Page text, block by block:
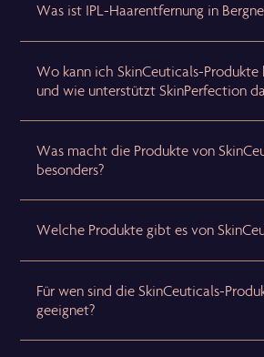
Was ist IPL-Haarentfernung in
Wo kann ich SkinCeuticals-Produkte
und wie unterstützt SkinPerfection
Was macht die Produkte von
besonders?
Welche Produkte gibt es von
Für wen sind die SkinCeuticals-
geeignet?